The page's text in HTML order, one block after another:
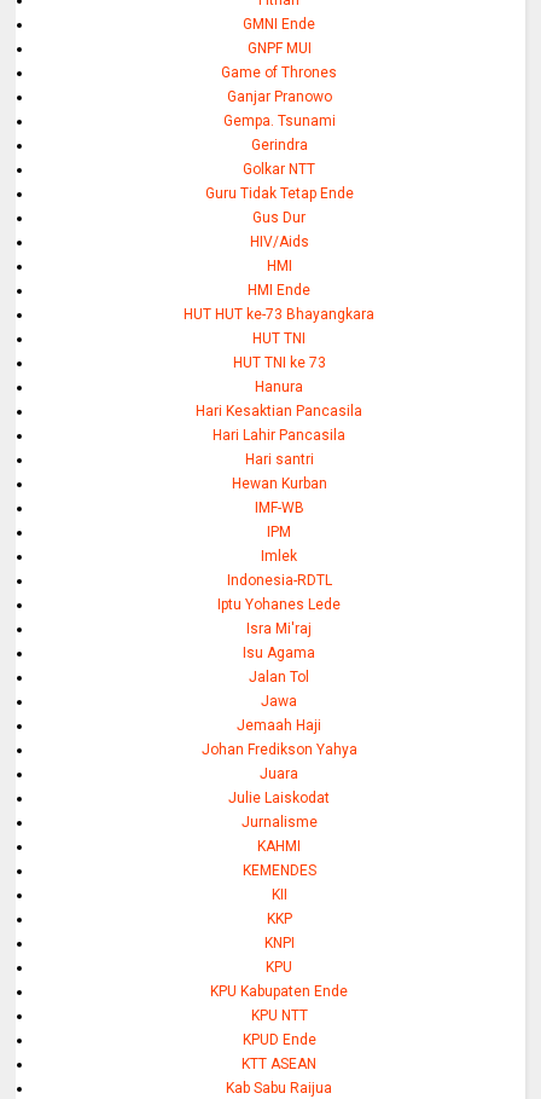
GMNI Ende
GNPF MUI
Game of Thrones
Ganjar Pranowo
Gempa. Tsunami
Gerindra
Golkar NTT
Guru Tidak Tetap Ende
Gus Dur
HIV/Aids
HMI
HMI Ende
HUT HUT ke-73 Bhayangkara
HUT TNI
HUT TNI ke 73
Hanura
Hari Kesaktian Pancasila
Hari Lahir Pancasila
Hari santri
Hewan Kurban
IMF-WB
IPM
Imlek
Indonesia-RDTL
Iptu Yohanes Lede
Isra Mi'raj
Isu Agama
Jalan Tol
Jawa
Jemaah Haji
Johan Fredikson Yahya
Juara
Julie Laiskodat
Jurnalisme
KAHMI
KEMENDES
KII
KKP
KNPI
KPU
KPU Kabupaten Ende
KPU NTT
KPUD Ende
KTT ASEAN
Kab Sabu Raijua